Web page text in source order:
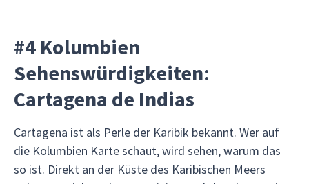
#4 Kolumbien
Sehenswürdigkeiten:
Cartagena de Indias
Cartagena ist als Perle der Karibik bekannt. Wer auf
die Kolumbien Karte schaut, wird sehen, warum das
so ist. Direkt an der Küste des Karibischen Meers